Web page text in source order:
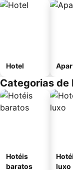
Hotel
Categorias de
Hotéis
baratos
luxo